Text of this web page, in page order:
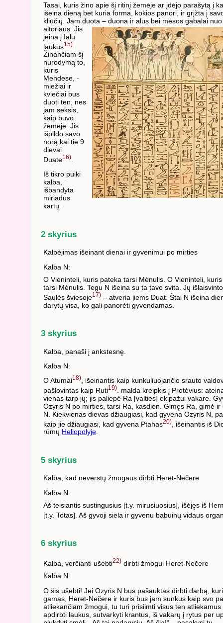
Tasai, kuris žino apie šį ritinį žemėje ar įdėjo parašytą į
išeina dieną bet kuria forma, kokios panori, ir grįžta į
kliūčių. Jam duota – duona ir alus bei mėsos gabalai
altoriaus. Jis
įeina į Ialu
laukus15)
Žinančiam šį
nurodymą to,
kuris
Mendese, -
miežiai ir
kviečiai bus
duoti ten, nes
jam seksis,
kaip buvo
žemėje. Jis
išpildo savo
norą kai tie 9
dievai
Duate16)
Iš tikro puiki
kalba,
išbandyta
miriadus
kartų.
2 skyrius
Kalbėjimas išeinant dienai ir gyvenimui po mirties
Kalba N:
O Vieninteli, kuris pateka tarsi Mėnulis. O Vieninteli,
tarsi Mėnulis. Tegu N išeina su ta tavo svita. Jų
Saulės šviesoje17) – atveria jiems Duat. Štai N išeina
darytų visa, ko gali panorėti gyvendamas.
3 skyrius
Kalba, panaši į ankstesnę.
Kalba N:
O Atumai18) , išeinantis kaip kunkuliuojančio srauto
pašlovintas kaip Ruti19) . malda kreipkis į Protėvius:
vienas tarp jų; jis paliepė Ra [valties] ekipažui vakare.
Ozyris N po mirties, tarsi Ra, kasdien. Gimęs Ra, gimė ir
N. Kiekvienas dievas džiaugiasi, kad gyvena Ozyris N,
kaip jie džiaugiasi, kad gyvena Ptahas20) , išeinantis iš
rūmų Heliopolyje.
5 skyrius
Kalba, kad neverstų žmogaus dirbti Heret-Nečere
Kalba N:
Aš teisiantis sustingusius [t.y. mirusiuosius], išėjęs iš
[t.y. Totas]. Aš gyvoji siela ir gyvenu babuinų vidaus
6 skyrius
Kalba, verčianti ušebti22) dirbti žmogui Heret-Nečere
Kalba N:
O šis ušebti! Jei Ozyris N bus pašauktas dirbti darbą,
gamas, Heret-Nečere ir kuris bus jam sunkus kaip svo
atliekančiam žmogui, tu turi prisiimti visus ten atliekamus
apdirbti laukus, sutvarkyti krantus, iš vakarų į rytus per